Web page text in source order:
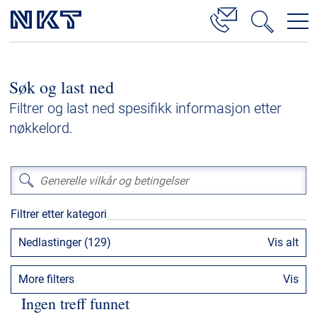
Høyspenningskabelløsninger
Kabelservice
Lavspenning
Høyspenningskabeltilbehør
Mellomspenningskabeltilbehør
Referanser
Nedlastinger
Søk og last ned
Filtrer og last ned spesifikk informasjon etter
nøkkelord.
Filtrer etter kategori
Nedlastinger (129) Vis alt
More filters Vis
Ingen treff funnet